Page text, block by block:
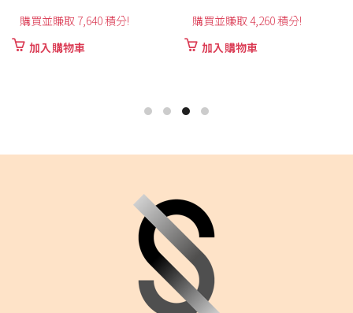
購買並賺取 4,260 積分!
加入購物車
HK$3,720
購買並賺取 3,720 積分!